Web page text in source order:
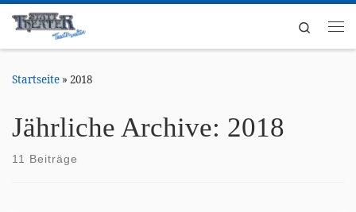
Zum Inhalt springen
Search
Startseite » 2018
Jährliche Archive: 2018
11 Beiträge